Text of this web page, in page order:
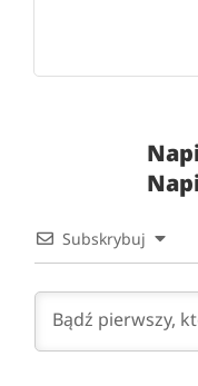
Subskrybuj